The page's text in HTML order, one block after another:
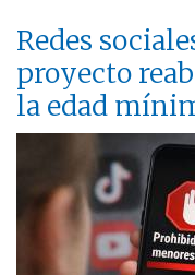
Redes
proyecto
la edad